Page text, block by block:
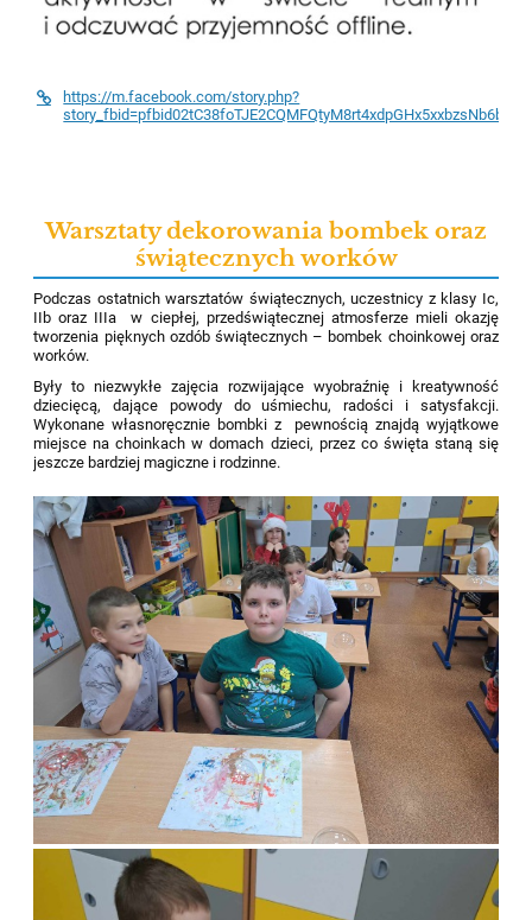
https://m.facebook.com/story.php?
Warsztaty dekorowania bombek oraz
świątecznych worków
Podczas ostatnichwarsztatów świątecznych, uczestnicy z klasy Ic,
IIb oraz IIIa w ciepłej, przedświątecznej atmosferze mieli okazję
tworzenia pięknych ozdób świątecznych– bombek choinkowej oraz
worków.
Byłyto niezwykłe zajęcia rozwijające wyobraźnię i kreatywność
dziecięcą, dające powody douśmiechu, radości i satysfakcji.
Wykonane własnoręcznie bombki z pewnością znajdą wyjątkowe
miejsce na choinkach w domach dzieci, przez co święta staną się
jeszcze bardziej magiczne i rodzinne.